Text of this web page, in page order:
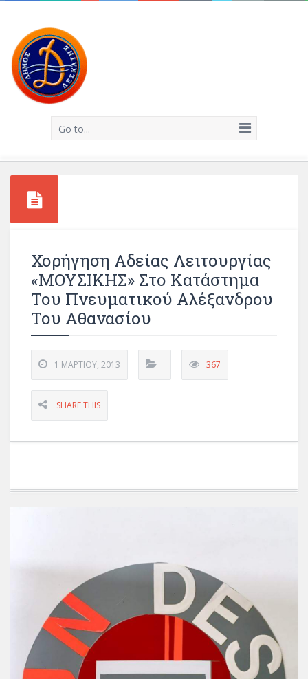
Go to...
Χορήγηση Αδείας Λειτουργίας
«ΜΟΥΣΙΚΗΣ» Στο Κατάστημα
Του Πνευματικού Αλέξανδρου
Του Αθανασίου
1 ΜΑΡΤΊΟΥ, 2013 367
SHARE THIS